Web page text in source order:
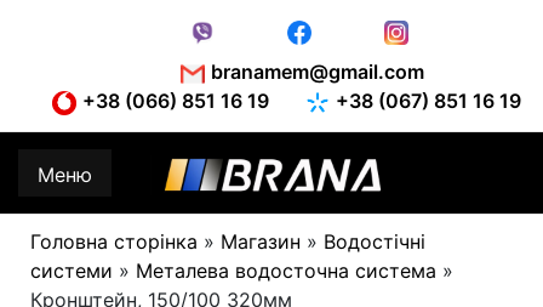
+38 (066) 851 16 19
+38 (067) 851 16 19
branamem@gmail.com
Меню
Головна сторінка » Магазин » Водостічні
системи » Металева водосточна система »
Кронштейн, 150/100 320мм